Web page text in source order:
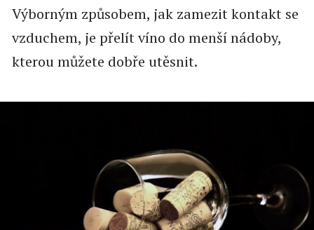
Výborným způsobem, jak zamezit kontakt se
vzduchem, je přelít víno do menší nádoby,
kterou můžete dobře utěsnit.